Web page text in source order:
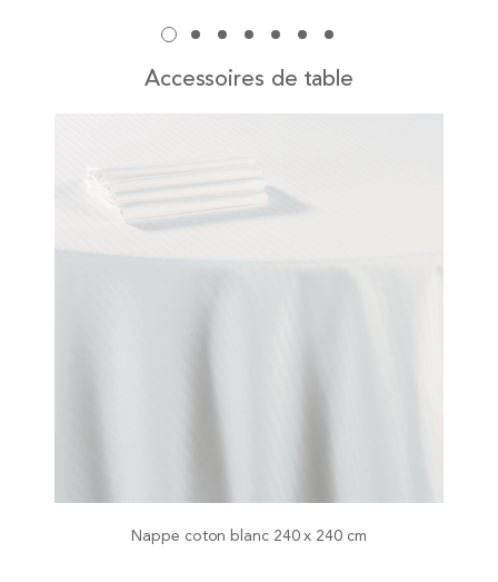
Accessoires de table
Nappe coton blanc 240 x 240 cm